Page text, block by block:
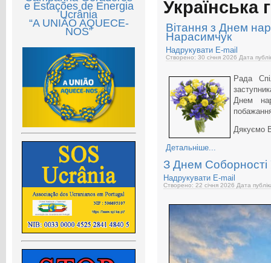
e Estações de Energia
Ucrânia
“A UNIÃO AQUECE-
NOS”
Українська
Вітання з Днем
Нарасимчук
Надрукувати E-mail
Створено: 30 січня 2026 Дата
Рада
Днем
Дякуємо
Детальніше...
З Днем Соборності
Надрукувати E-mail
Створено: 22 січня 2026 Дата